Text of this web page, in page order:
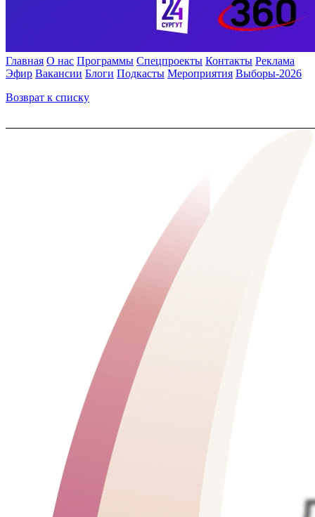
Главная О нас Программы Спецпроекты Контакты Реклама
Эфир Вакансии Блоги Подкасты Мероприятия Выборы-2026
Возврат к списку